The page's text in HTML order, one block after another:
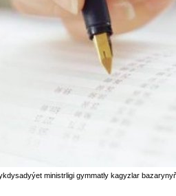
ministrligi gymmatly kagyzlar